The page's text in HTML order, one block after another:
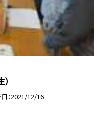
2021/12/16